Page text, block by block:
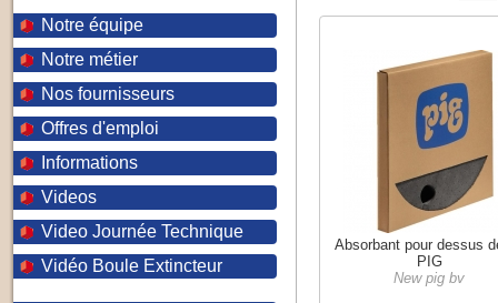
Notre équipe
Notre métier
Nos fournisseurs
Offres d'emploi
Informations
Videos
Video Journée Technique
Vidéo Boule Extincteur
Absorbant pour dessus
PIG
New pig bv